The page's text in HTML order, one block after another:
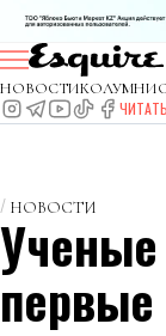
НОВОСТИ
НОВОСТИ
первые